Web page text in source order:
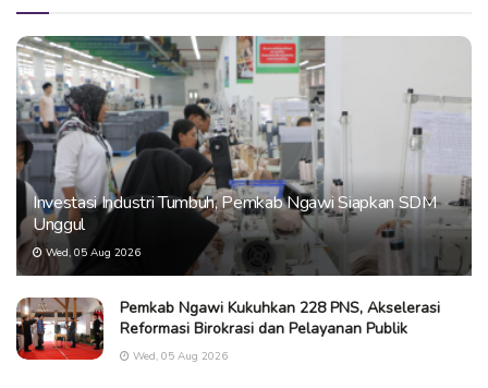
Investasi Industri Tumbuh, Pemkab Ngawi Siapkan SDM
Unggul
Wed, 05 Aug 2026
Pemkab Ngawi Kukuhkan 228 PNS, Akselerasi
Reformasi Birokrasi dan Pelayanan Publik
Wed, 05 Aug 2026